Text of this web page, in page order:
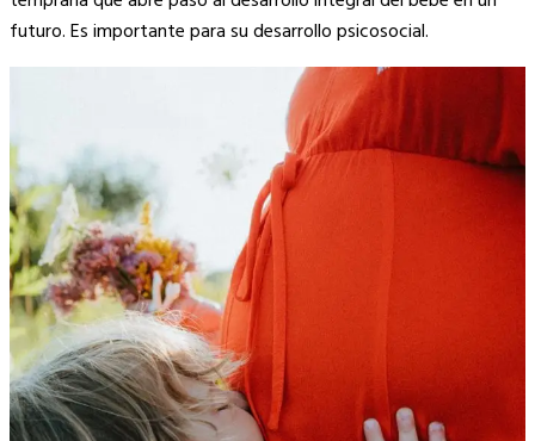
futuro. Es importante para su desarrollo psicosocial.